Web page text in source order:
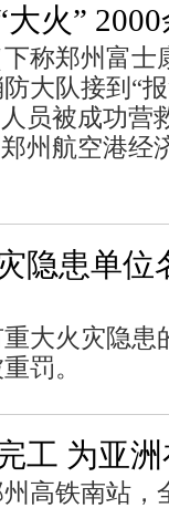
火”
称郑州富士
大队接到“
员被成功营
州航空港经
隐患单位
大火灾隐患
罚。
工 为亚
高铁南站，